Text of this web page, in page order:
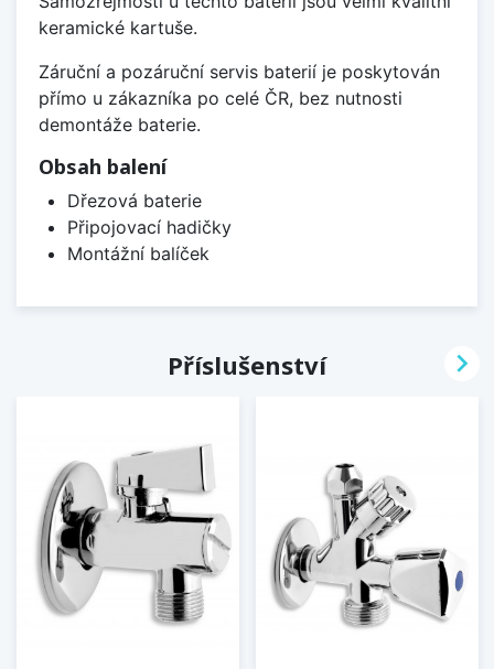
keramické kartuše.
Záruční a pozáruční servis baterií je poskytován
přímo u zákazníka po celé ČR, bez nutnosti
demontáže baterie.
Obsah balení
Dřezová baterie
Připojovací hadičky
Montážní balíček
Příslušenství 